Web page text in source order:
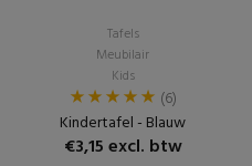
Tafels
Meubilair
Kids
(6)
Kindertafel - Blauw
€3,15 excl. btw